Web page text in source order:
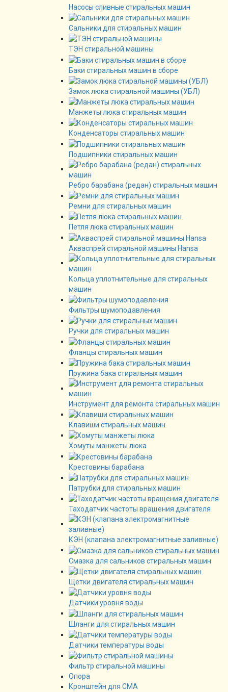
Насосы сливные стиральных машин
Сальники для стиральных машин
ТЭН стиральной машины
Баки стиральных машин в сборе
Замок люка стиральной машины (УБЛ)
Манжеты люка стиральных машин
Конденсаторы стиральных машин
Подшипники стиральных машин
Ребро барабана (редан) стиральных машин
Ремни для стиральных машин
Петля люка стиральных машин
Акваспрей стиральной машины Hansa
Кольца уплотнительные для стиральных
машин
Фильтры шумоподавления
Ручки для стиральных машин
Фланцы стиральных машин
Пружина бака стиральных машин
Инструмент для ремонта стиральных машин
Клавиши стиральных машин
Хомуты манжеты люка
Крестовины барабана
Патрубки для стиральных машин
Таходатчик частоты вращения двигателя
КЭН (клапана электромагнитные заливные)
Смазка для сальников стиральных машин
Щетки двигателя стиральных машин
Датчики уровня воды
Шланги для стиральных машин
Датчики температуры воды
Фильтр стиральной машины
Опора
Кронштейн для СМА